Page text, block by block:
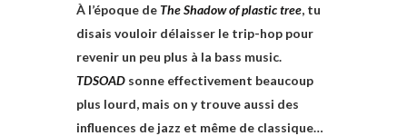
À l’époque deThe Shadow of plastic tree, tu
disais vouloir délaisser le trip-hop pour
revenir un peu plus à la bass music.
TDSOAD sonne effectivement beaucoup
plus lourd, mais on y trouve aussi des
influences de jazz et même de classique…